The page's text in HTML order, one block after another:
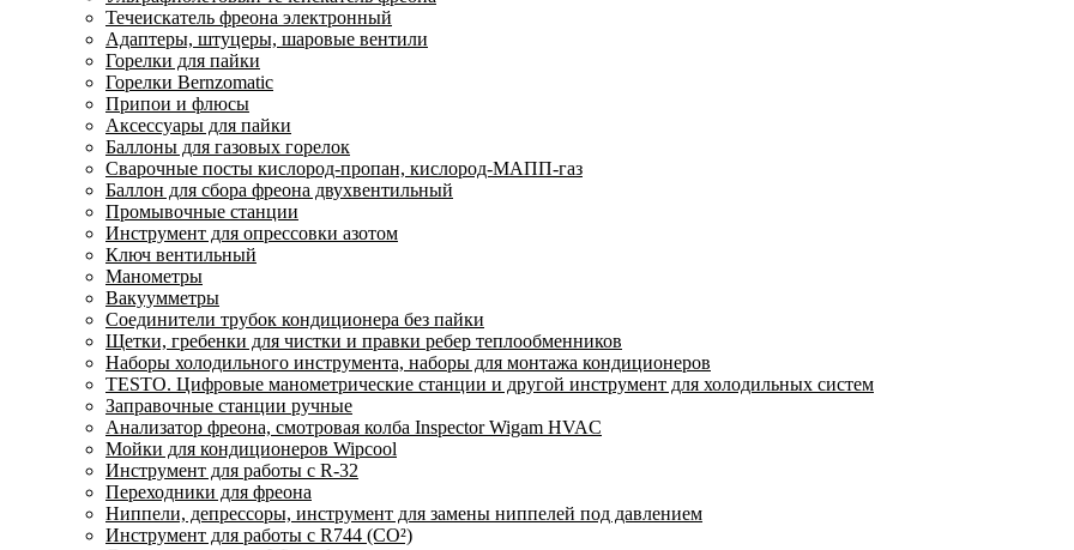
Течеискатель фреона электронный
Адаптеры, штуцеры, шаровые вентили
Горелки для пайки
Горелки Bernzomatic
Припои и флюсы
Аксессуары для пайки
Баллоны для газовых горелок
Сварочные посты кислород-пропан, кислород-МАПП-газ
Баллон для сбора фреона двухвентильный
Промывочные станции
Инструмент для опрессовки азотом
Ключ вентильный
Манометры
Вакуумметры
Соединители трубок кондиционера без пайки
Щетки, гребенки для чистки и правки ребер теплообменников
Наборы холодильного инструмента, наборы для монтажа кондиционеров
TESTO. Цифровые манометрические станции и другой инструмент для холодильных систем
Заправочные станции ручные
Анализатор фреона, смотровая колба Inspector Wigam HVAC
Мойки для кондиционеров Wipcool
Инструмент для работы с R-32
Переходники для фреона
Ниппели, депрессоры, инструмент для замены ниппелей под давлением
Инструмент для работы с R744 (CO²)